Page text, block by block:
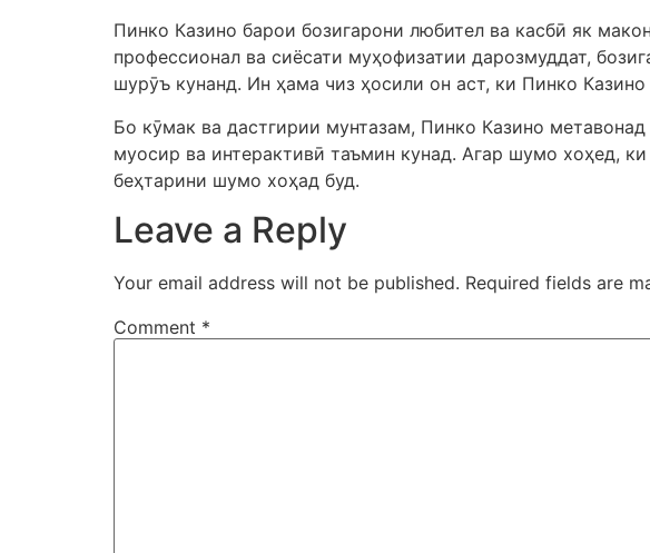
Пинко Казино барои бозигарони любител ва касбӣ як
профессионал ва сиёсати муҳофизатии дарозмуддат,
шурӯъ кунанд. Ин ҳама чиз ҳосили он аст, ки Пинко
Бо кӯмак ва дастгирии мунтазам, Пинко Казино
муосир ва интерактивӣ таъмин кунад. Агар шумо хоҳед,
беҳтарини шумо хоҳад буд.
Leave a Reply
Your email address will not be published. Required fields are
Comment *